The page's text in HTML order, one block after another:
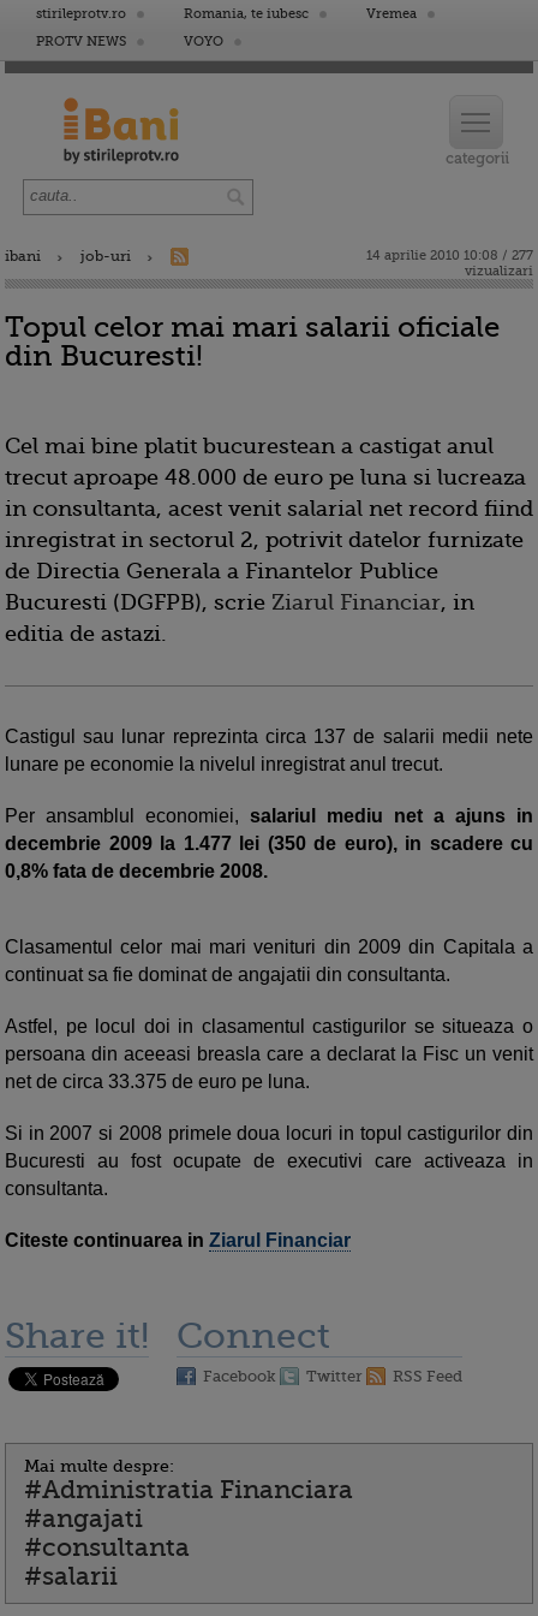
stirileprotv.ro Romania, te iubesc
Vremea
PROTV NEWS
VOYO
ibani job-uri
14 aprilie 2010 10:08 / 277
vizualizari
Topul celor mai mari salarii oficiale
din Bucuresti!
Cel mai bine platit bucurestean a castigat anul
trecut aproape 48.000 de euro pe luna si lucreaza
in consultanta, acest venit salarial net record fiind
inregistrat in sectorul 2, potrivit datelor furnizate
de Directia Generala a Finantelor Publice
Bucuresti (DGFPB), scrie Ziarul Financiar, in
editia de astazi.
Castigul sau lunar reprezinta circa 137 de salarii medii nete
lunare pe economie la nivelul inregistrat anul trecut.
Per ansamblul economiei, salariul mediu net a ajuns in
decembrie 2009 la 1.477 lei (350 de euro), in scadere cu
0,8% fata de decembrie 2008.
Clasamentul celor mai mari venituri din 2009 din Capitala a
continuat sa fie dominat de angajatii din consultanta.
Astfel, pe locul doi in clasamentul castigurilor se situeaza o
persoana din aceeasi breasla care a declarat la Fisc un venit
net de circa 33.375 de euro pe luna.
Si in 2007 si 2008 primele doua locuri in topul castigurilor din
Bucuresti au fost ocupate de executivi care activeaza in
consultanta.
Citeste continuarea in Ziarul Financiar
Share it! Connect
Facebook Twitter RSS Feed
Mai multe despre:
#Administratia Financiara
#angajati
#consultanta
#salarii